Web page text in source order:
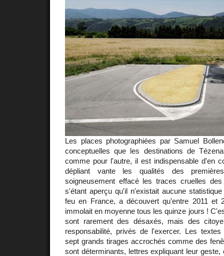
Les places photographiées par Samuel
conceptuelles que les destinations de
comme pour l'autre, il est indispensable d'en
dépliant vante les qualités des
soigneusement effacé les traces cruelles des
s'étant aperçu qu'il n'existait aucune
feu en France, a découvert qu'entre 2011 et
immolait en moyenne tous les quinze jours !
sont rarement des désaxés, mais des
responsabilité, privés de l'exercer. Les
sept grands tirages accrochés comme des
sont déterminants, lettres expliquant leur geste,